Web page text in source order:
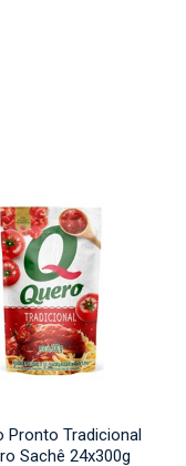
Pronto Tradicional
Sachê 24x300g